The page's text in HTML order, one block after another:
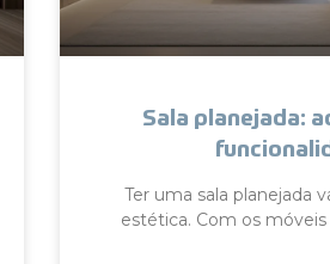
Sala planejada:
Ter uma sala planejada
estética. Com os